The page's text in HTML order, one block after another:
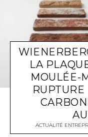
LA
MOULÉE-
ACTUALITÉ